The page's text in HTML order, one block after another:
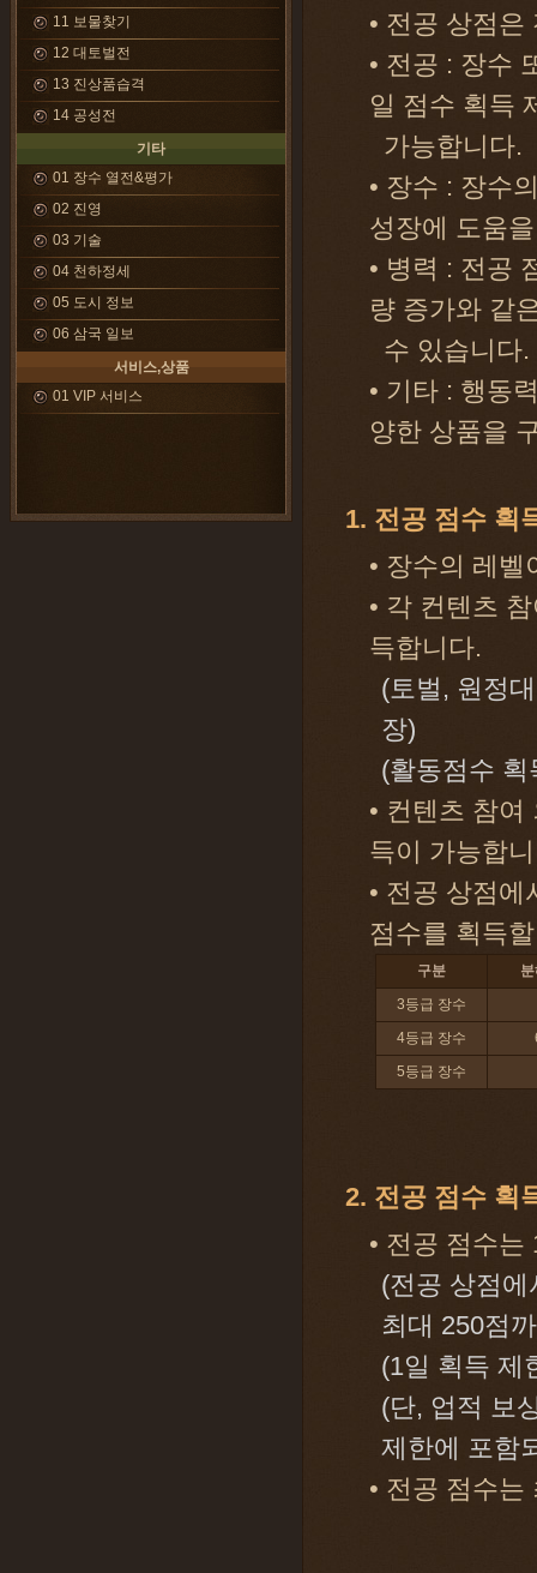
11 보물찾기
12 대토벌전
13 진상품습격
14 공성전
기타
01 장수 열전&평가
02 진영
03 기술
04 천하정세
05 도시 정보
06 삼국 일보
서비스,상품
01 VIP 서비스
• 전공 상점
• 전공 : 장수
일 점수 획득
가능합니다.
• 장수 : 장수
성장에 도움
• 병력 : 전공
량 증가와 같
수 있습니다.
• 기타 : 행동
양한 상품을
1. 전공 점수 획
• 장수의 레벨
• 각 컨텐츠
득합니다.
(토벌, 원정
장)
(활동점수
• 컨텐츠 참
득이 가능합
• 전공 상점
점수를 획득
구분
3등급 장수
4등급 장수
5등급 장수
2. 전공 점수 획
• 전공 점수
(전공 상점
최대 250점
(1일 획득 제
(단, 업적 보
제한에 포함
• 전공 점수